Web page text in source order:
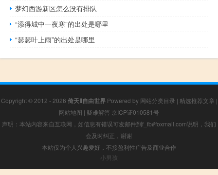
梦幻西游新区怎么没有排队
“添得城中一夜寒”的出处是哪里
“瑟瑟叶上雨”的出处是哪里
Copyright © 2012 - 2026 倚天Ⅱ自由世界Powered by 网站分类目录 | 精选推荐文章 |
网站地图 | 疑难解答 京ICP证010581号
声明：本站内容来自互联网，如信息有错误可发邮件到f_fb#foxmail.com说明，我们
会及时纠正，谢谢
本站仅为个人兴趣爱好，不接盈利性广告及商业合作
小男孩